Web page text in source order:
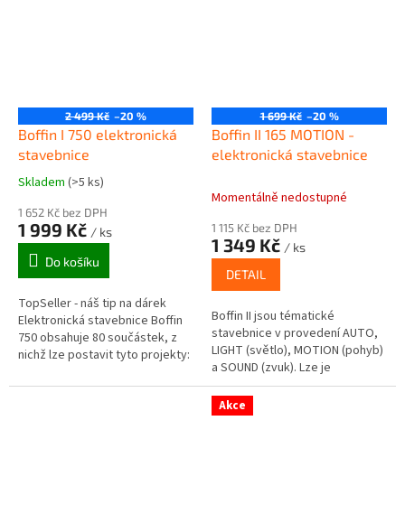
2 499 Kč –20 %
Boffin I 750 elektronická
stavebnice
Průměrné
produktu
je
5,0
hvězdiček.
Skladem (>5 ks)
1 652 Kč bez DPH
1 999 Kč / ks
Do košíku
TopSeller - náš tip na dárek
Elektronická stavebnice Boffin
750 obsahuje 80 součástek, z
nichž lze postavit tyto projekty:
ze stavebnic...
1 699 Kč –20 %
Boffin II 165 MOTION -
elektronická stavebnice
Momentálně nedostupné
1 115 Kč bez DPH
1 349 Kč / ks
DETAIL
Boffin II jsou tématické
stavebnice v provedení AUTO,
LIGHT (světlo), MOTION (pohyb)
a SOUND (zvuk). Lze je
provozovat samostatně nebo
jako rozšíření stavebnic Boffin I
(100,...
Akce